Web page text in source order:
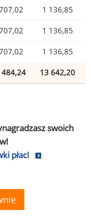
1 136,85
1 136,85
1 136,85
13 642,20
swoich
płac!